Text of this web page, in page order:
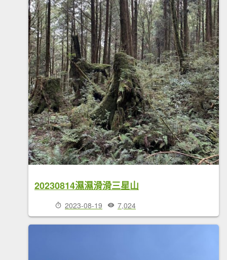
20230814濕濕滑滑三星山
2023-08-19 7,024